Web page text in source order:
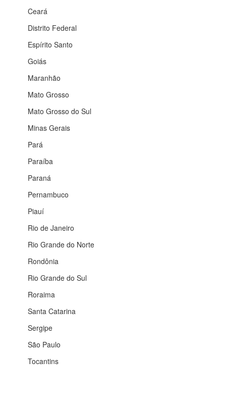
Ceará
Distrito Federal
Espírito Santo
Goiás
Maranhão
Mato Grosso
Mato Grosso do Sul
Minas Gerais
Pará
Paraíba
Paraná
Pernambuco
Piauí
Rio de Janeiro
Rio Grande do Norte
Rondônia
Rio Grande do Sul
Roraima
Santa Catarina
Sergipe
São Paulo
Tocantins